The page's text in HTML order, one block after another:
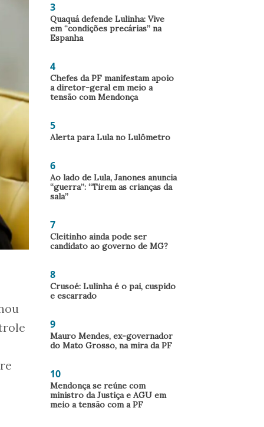
3
Quaquá defende Lulinha: Vive
em “condições precárias” na
Espanha
4
Chefes da PF manifestam apoio
a diretor-geral em meio a
tensão com Mendonça
5
Alerta para Lula no Lulômetro
6
Ao lado de Lula, Janones anuncia
“guerra”: “Tirem as crianças da
sala”
7
Cleitinho ainda pode ser
candidato ao governo de MG?
8
Crusoé: Lulinha é o pai, cuspido
e escarrado
9
Mauro Mendes, ex-governador
do Mato Grosso, na mira da PF
10
Mendonça se reúne com
ministro da Justiça e AGU em
meio a tensão com a PF